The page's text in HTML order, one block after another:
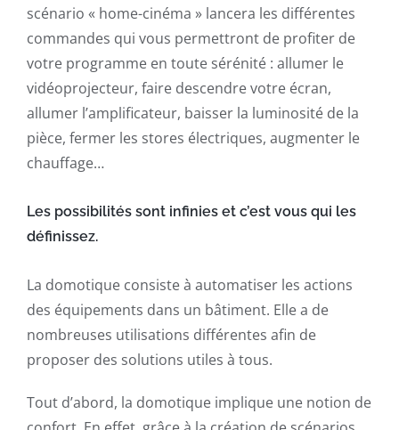
scénario « home-cinéma » lancera les différentes
commandes qui vous permettront de profiter de
votre programme en toute sérénité : allumer le
vidéoprojecteur, faire descendre votre écran,
allumer l’amplificateur, baisser la luminosité de la
pièce, fermer les stores électriques, augmenter le
chauffage…
Les possibilités sont infinies et c’est vous qui les
définissez.
La domotique consiste à automatiser les actions
des équipements dans un bâtiment. Elle a de
nombreuses utilisations différentes afin de
proposer des solutions utiles à tous.
Tout d’abord, la domotique implique une notion de